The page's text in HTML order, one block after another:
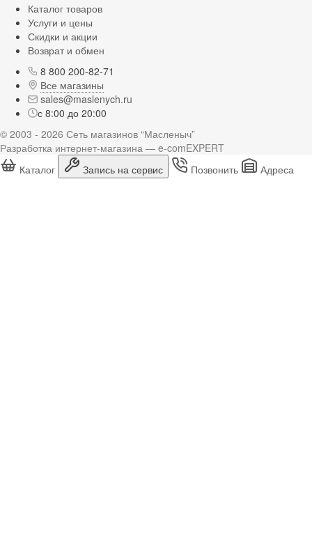
Каталог товаров
Услуги и цены
Скидки и акции
Возврат и обмен
8 800 200-82-71
Все магазины
sales@maslenych.ru
с 8:00 до 20:00
© 2003 - 2026 Сеть магазинов “Масленыч”
Разработка интернет-магазина — e-comEXPERT
Каталог
Запись на сервис Позвонить Адреса